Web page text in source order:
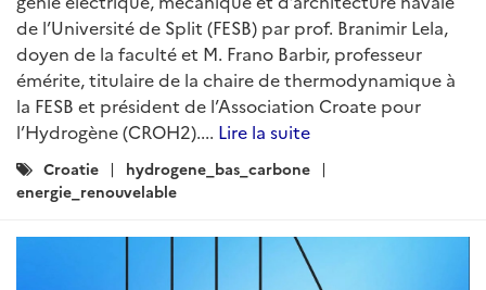
de l’Université de Split (FESB) par prof. Branimir Lela,
doyen de la faculté et M. Frano Barbir, professeur
émérite, titulaire de la chaire de thermodynamique à
la FESB et président de l’Association Croate pour
l’Hydrogène (CROH2).... Lire la suite
Catégories
:
Croatie
hydrogene_bas_carbone
energie_renouvelable